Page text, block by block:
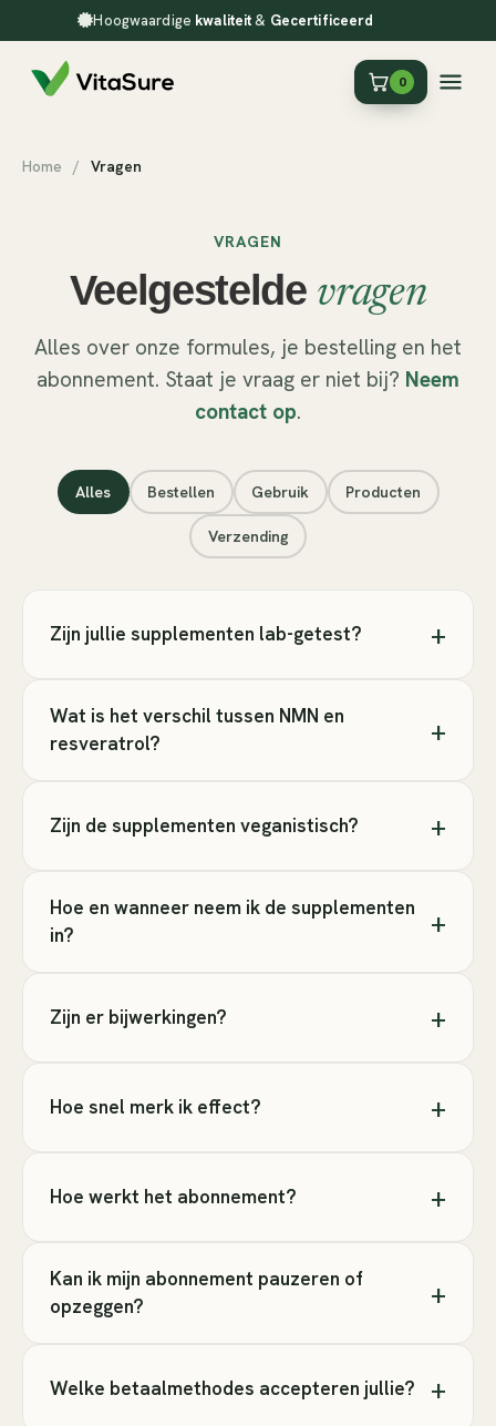
Hoogwaardige kwaliteit& Gecertificeerd
0
Home / Vragen
VRAGEN
Veelgestelde vragen
Alles over onze formules, je bestelling en het
abonnement. Staat je vraag er niet bij? Neem
contact op.
Alles Bestellen Gebruik Producten
Verzending
Zijn jullie supplementen lab-getest? +
Wat is het verschil tussen NMN en
resveratrol?
+
Zijn de supplementen veganistisch? +
Hoe en wanneer neem ik de supplementen
in?
+
Zijn er bijwerkingen? +
Hoe snel merk ik effect? +
Hoe werkt het abonnement? +
Kan ik mijn abonnement pauzeren of
opzeggen?
+
Welke betaalmethodes accepteren jullie? +